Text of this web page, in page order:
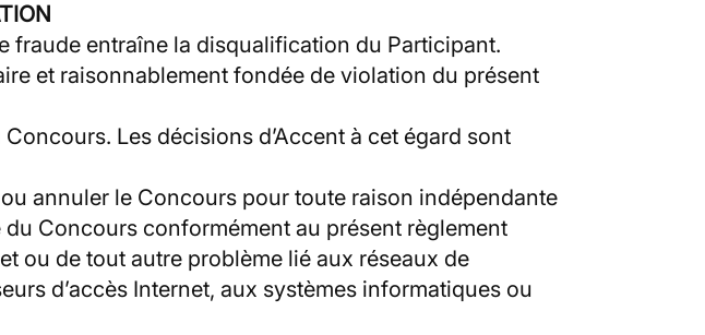
fraude entraîne la disqualification du Participant.
et raisonnablement fondée de violation du présent
Les décisions d’Accent à cet égard sont
annuler le Concours pour toute raison indépendante
Concours conformément au présent règlement
ou de tout autre problème lié aux réseaux de
d’accès Internet, aux systèmes informatiques ou